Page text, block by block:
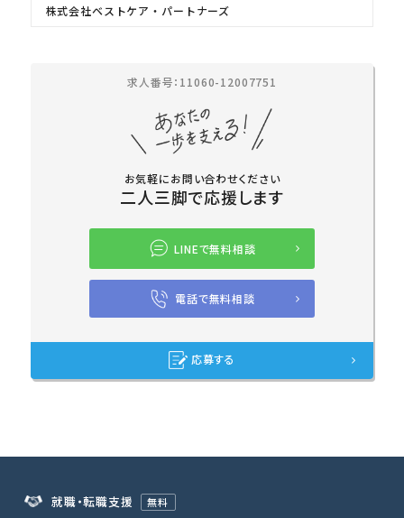
株式会社ベストケア・パートナーズ
求人番号：11060-12007751
お気軽にお問い合わせください
二人三脚で応援します
LINEで無料相談
電話で無料相談
応募する
就職・転職支援 無料